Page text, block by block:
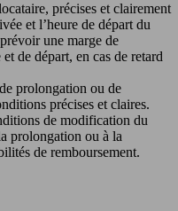
précises et clairement
et l’heure de départ du
une marge de
de départ, en cas de retard
prolongation ou de
précises et claires.
de modification du
prolongation ou à la
de remboursement.